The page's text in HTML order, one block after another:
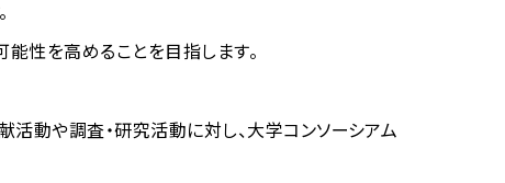
性を高めることを目指します。
活動や調査・研究活動に対し、大学コンソーシアム